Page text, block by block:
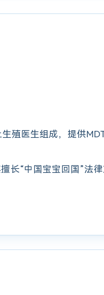
殖医生组成，提供
长“中国宝宝回国”法